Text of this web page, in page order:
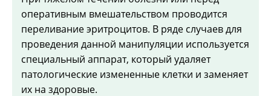
оперативным вмешательством проводится
переливание эритроцитов. В ряде случаев для
проведения данной манипуляции используется
специальный аппарат, который удаляет
патологические измененные клетки и заменяет
их на здоровые.